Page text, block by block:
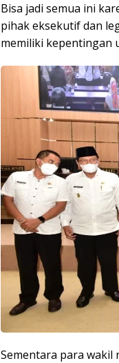
Bisa jadi semua ini
pihak eksekutif dan
memiliki kepentingan
Sementara para wakil